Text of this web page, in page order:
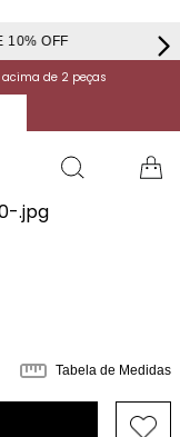
OFF
acima de 2 peças
Tabela de Medidas